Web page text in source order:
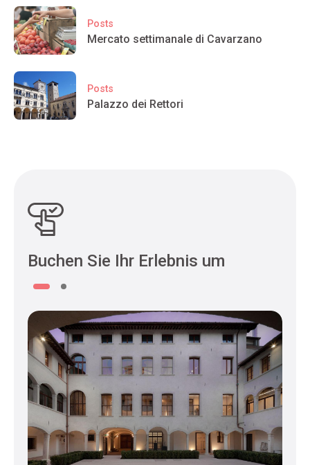
Posts
Mercato settimanale di Cavarzano
Posts
Palazzo dei Rettori
Buchen Sie Ihr Erlebnis um